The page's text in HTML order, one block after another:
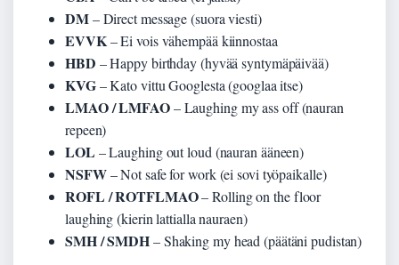
DM– Direct message (suora viesti)
EVVK– Ei vois vähempää kiinnostaa
HBD – Happy birthday (hyvää syntymäpäivää)
KVG– Kato vittu Googlesta (googlaa itse)
LMAO / LMFAO– Laughing my ass off (nauran
repeen)
LOL – Laughing out loud (nauran ääneen)
NSFW– Not safe for work (ei sovi työpaikalle)
ROFL / ROTFLMAO– Rolling on the floor
laughing (kierin lattialla nauraen)
SMH / SMDH– Shaking my head (päätäni pudistan)